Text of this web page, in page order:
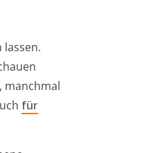
manchmal
für